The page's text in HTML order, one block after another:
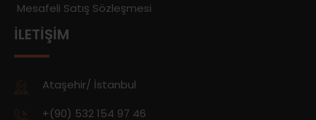
Mesafeli Satış Sözleşmesi
İLETIŞIM
Ataşehir/ İstanbul
+(90) 532 154 97 46